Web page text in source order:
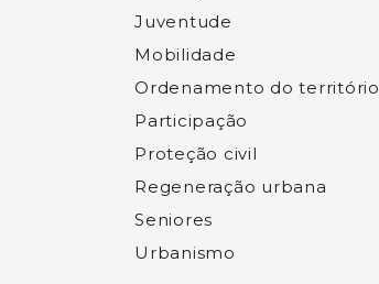
Juventude
Mobilidade
Ordenamento do território
Participação
Proteção civil
Regeneração urbana
Seniores
Urbanismo